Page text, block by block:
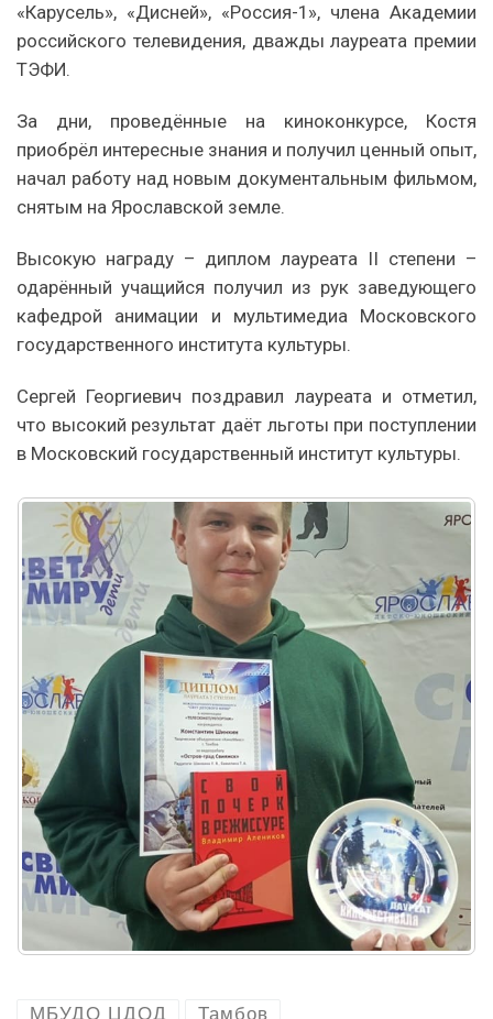
«Карусель», «Дисней», «Россия-1», члена Академии
российского телевидения, дважды лауреата премии
ТЭФИ.
За дни, проведённые на киноконкурсе, Костя
приобрёл интересные знания и получил ценный опыт,
начал работу над новым документальным фильмом,
снятым на Ярославской земле.
Высокую награду – диплом лауреата II степени –
одарённый учащийся получил из рук заведующего
кафедрой анимации и мультимедиа Московского
государственного института культуры.
Сергей Георгиевич поздравил лауреата и отметил,
что высокий результат даёт льготы при поступлении
в Московский государственный институт культуры.
МБУДО ЦДОД Тамбов